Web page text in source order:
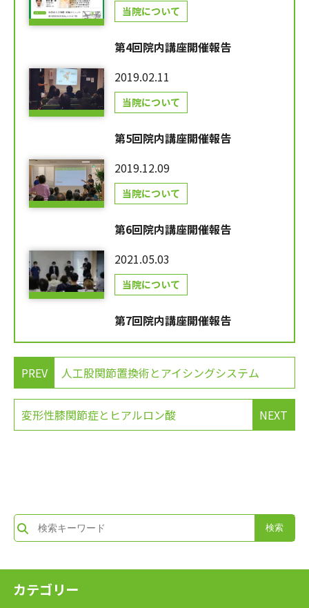
当院について
第4回院内講座開催報告
2019.02.11
当院について
第5回院内講座開催報告
2019.12.09
当院について
第6回院内講座開催報告
2021.05.03
当院について
第7回院内講座開催報告
PREV 人工股関節置換術とアイシングシステム
NEXT
変形性膝関節症とヒアルロン酸
カテゴリー